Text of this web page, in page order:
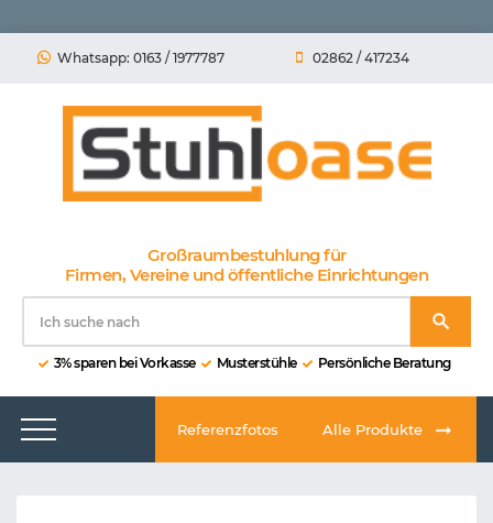
Whatsapp: 0163 / 1977787 02862 / 417234
Großraumbestuhlung für
Firmen, Vereine und öffentliche Einrichtungen
3% sparen bei Vorkasse Musterstühle Persönliche Beratung
Referenzfotos Alle Produkte